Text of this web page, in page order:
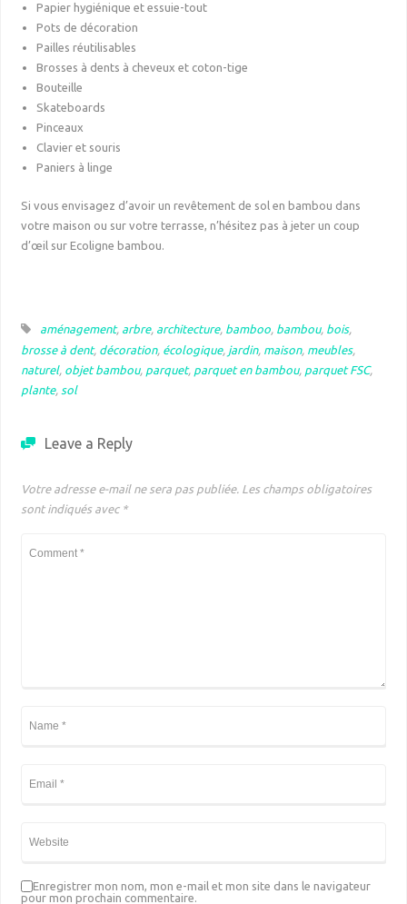
Papier hygiénique et essuie-tout
Pots de décoration
Pailles réutilisables
Brosses à dents à cheveux et coton-tige
Bouteille
Skateboards
Pinceaux
Clavier et souris
Paniers à linge
Si vous envisagez d’avoir un revêtement de sol en bambou dans
votre maison ou sur votre terrasse, n’hésitez pas à jeter un coup
d’œil sur Ecoligne bambou.
aménagement, arbre, architecture, bamboo, bambou, bois,
brosse à dent, décoration, écologique, jardin, maison, meubles,
naturel, objet bambou, parquet, parquet en bambou, parquet FSC,
plante, sol
Leave a Reply
Votre adresse e-mail ne sera pas publiée. Les champs obligatoires
sont indiqués avec *
Enregistrer mon nom, mon e-mail et mon site dans le navigateur
pour mon prochain commentaire.